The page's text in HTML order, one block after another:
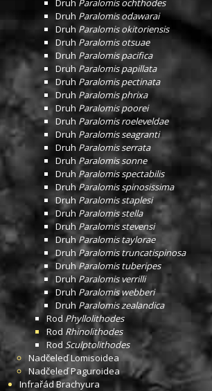
Druh Paralomis ochthodes
Druh Paralomis odawarai
Druh Paralomis okitoriensis
Druh Paralomis otsuae
Druh Paralomis pacifica
Druh Paralomis papillata
Druh Paralomis pectinata
Druh Paralomis phrixa
Druh Paralomis poorei
Druh Paralomis roeleveldae
Druh Paralomis seagranti
Druh Paralomis serrata
DruhParalomis sonne
Druh Paralomis spectabilis
Druh Paralomis spinosissima
Druh Paralomis staplesi
Druh Paralomis stella
Druh Paralomis stevensi
DruhParalomis taylorae
Druh Paralomis truncatispinosa
DruhParalomis tuberipes
DruhParalomis verrilli
Druh Paralomis webberi
Druh Paralomis zealandica
Rod Phyllolithodes
Rod Rhinolithodes
Rod Sculptolithodes
NadčeleďLomisoidea
NadčeleďPaguroidea
InfrařádBrachyura